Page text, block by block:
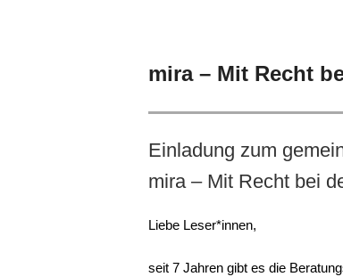
mira – Mit Recht
Einladung zum
mira – Mit Recht bei
Liebe Leser*innen,
seit 7 Jahren gibt es die